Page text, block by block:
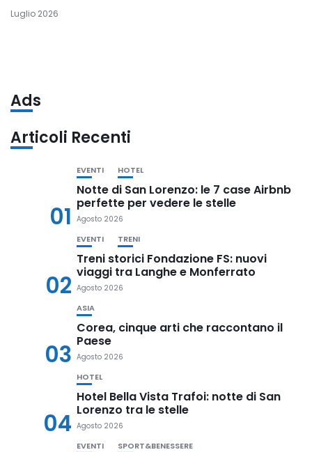
Luglio 2026
Ads
Articoli Recenti
01
EVENTI HOTEL
Notte di San Lorenzo: le 7 case Airbnb
perfette per vedere le stelle
Agosto 2026
02
EVENTI TRENI
Treni storici Fondazione FS: nuovi
viaggi tra Langhe e Monferrato
Agosto 2026
03
ASIA
Corea, cinque arti che raccontano il
Paese
Agosto 2026
04
HOTEL
Hotel Bella Vista Trafoi: notte di San
Lorenzo tra le stelle
Agosto 2026
EVENTI SPORT&BENESSERE